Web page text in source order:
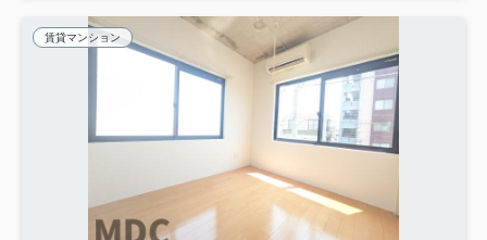
賃貸マンション